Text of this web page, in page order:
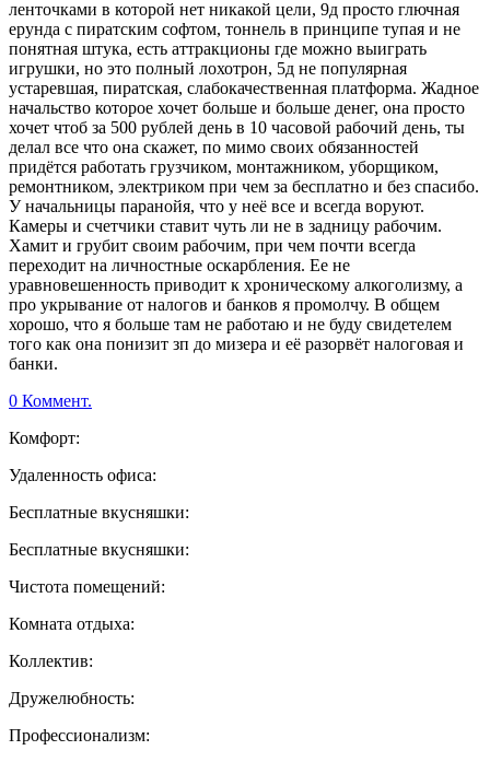
ленточками в которой нет никакой цели, 9д просто глючная
ерунда с пиратским софтом, тоннель в принципе тупая и не
понятная штука, есть аттракционы где можно выиграть
игрушки, но это полный лохотрон, 5д не популярная
устаревшая, пиратская, слабокачественная платформа. Жадное
начальство которое хочет больше и больше денег, она просто
хочет чтоб за 500 рублей день в 10 часовой рабочий день, ты
делал все что она скажет, по мимо своих обязанностей
придётся работать грузчиком, монтажником, уборщиком,
ремонтником, электриком при чем за бесплатно и без спасибо.
У начальницы паранойя, что у неё все и всегда воруют.
Камеры и счетчики ставит чуть ли не в задницу рабочим.
Хамит и грубит своим рабочим, при чем почти всегда
переходит на личностные оскарбления. Ее не
уравновешенность приводит к хроническому алкоголизму, а
про укрывание от налогов и банков я промолчу. В общем
хорошо, что я больше там не работаю и не буду свидетелем
того как она понизит зп до мизера и её разорвёт налоговая и
банки.
0 Коммент.
Комфорт:
Удаленность офиса:
Бесплатные вкусняшки:
Бесплатные вкусняшки:
Чистота помещений:
Комната отдыха:
Коллектив:
Дружелюбность:
Профессионализм: